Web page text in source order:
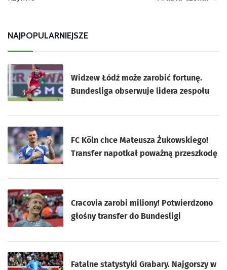
NAJPOPULARNIEJSZE
Widzew Łódź może zarobić fortunę.
Bundesliga obserwuje lidera zespołu
FC Köln chce Mateusza Żukowskiego!
Transfer napotkał poważną przeszkodę
Cracovia zarobi miliony! Potwierdzono
głośny transfer do Bundesligi
Fatalne statystyki Grabary. Najgorszy w